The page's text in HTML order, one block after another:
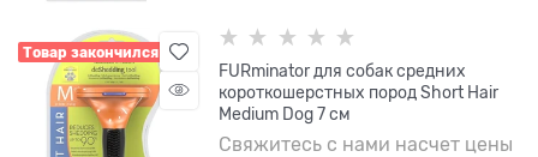
Товар закончился
FURminator для собак средних
короткошерстных пород Short Hair
Medium Dog 7 см
Свяжитесь с нами насчет цены